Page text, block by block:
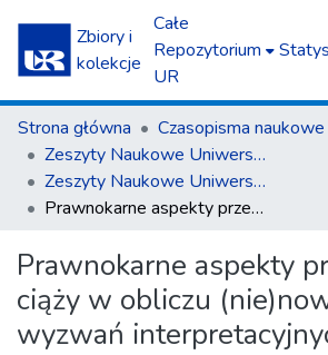
Zbiory i
kolekcje
Całe
Repozytorium
UR
Strona główna
Zeszyty Naukowe Uniwersytetu Rzeszowskiego. Seria Prawnicza. Prawo
Zeszyty Naukowe Uniwersytetu Rzeszowskiego. Seria Prawnicza. Prawo 25 (2019)
Prawnokarne aspekty przerywania ciąży w obliczu (nie)nowych wyzwań interpretacyjnych
Prawnokarne aspekty
ciąży w obliczu
wyzwań